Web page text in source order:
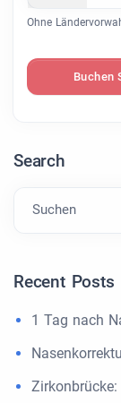
Ohne
Buchen
Search
Suchen
Recent Posts
1 Tag nach